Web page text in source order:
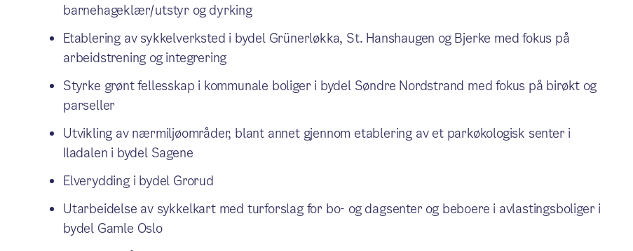
barnehageklær/utstyr og dyrking
Etablering av sykkelverksted i bydel Grünerløkka, St. Hanshaugen og Bjerke med fokus på
arbeidstrening og integrering
Styrke grønt fellesskap i kommunale boliger i bydel Søndre Nordstrand med fokus på birøkt og
parseller
Utvikling av nærmiljøområder, blant annet gjennom etablering av et parkøkologisk senter i
Iladalen i bydel Sagene
Elverydding i bydel Grorud
Utarbeidelse av sykkelkart med turforslag for bo- og dagsenter og beboere i avlastingsboliger i
bydel Gamle Oslo